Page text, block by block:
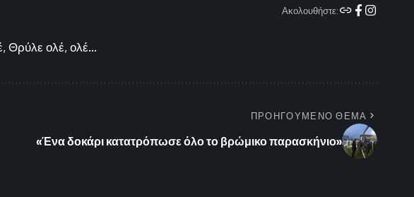
Ακολουθήστε:
Θρύλε ολέ, ολέ...
ΠΡΟΗΓΟΥΜΕΝΟ ΘΕΜΑ
«Ένα δοκάρι κατατρόπωσε όλο το βρώμικο παρασκήνιο»